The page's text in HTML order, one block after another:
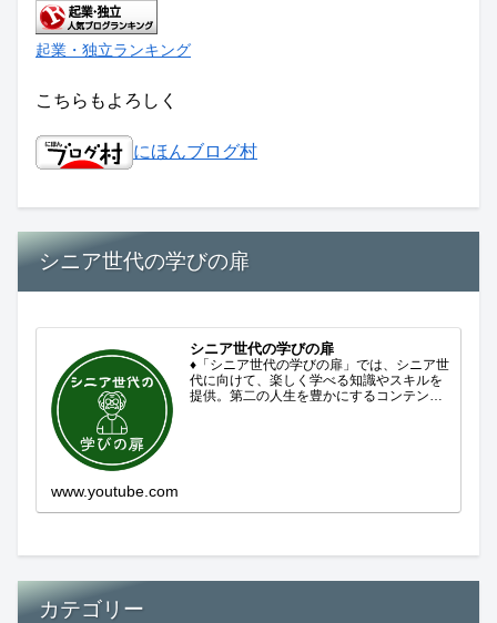
起業・独立ランキング
こちらもよろしく
にほんブログ村
シニア世代の学びの扉
シニア世代の学びの扉
♦「シニア世代の学びの扉」では、シニア世
代に向けて、楽しく学べる知識やスキルを
提供。第二の人生を豊かにするコンテンツ
www.youtube.com
カテゴリー